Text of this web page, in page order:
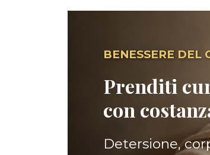
BENESSERE DEL
Prenditi
con
Detersione,